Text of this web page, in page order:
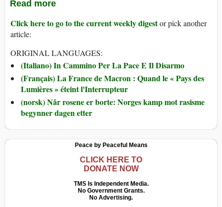
Read more
Click here to go to the current weekly digestor pick another
article:
ORIGINAL LANGUAGES:
(Italiano) In Cammino Per La Pace E Il Disarmo
(Français) La France de Macron : Quand le « Pays des
Lumières » éteint l'Interrupteur
(norsk) Når rosene er borte: Norges kamp mot rasisme
begynner dagen etter
Peace by Peaceful Means
CLICK HERE TO
DONATE NOW
TMS Is Independent Media.
No Government Grants.
No Advertising.